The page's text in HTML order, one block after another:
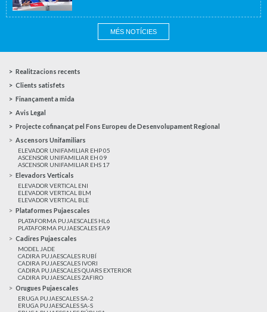
MÉS NOTÍCIES
Realitzacions recents
Clients satisfets
Finançament a mida
Avis Legal
Projecte cofinançat pel Fons Europeu de Desenvolupament Regional
Ascensors Unifamiliars
ELEVADOR UNIFAMILIAR EHP 05
ASCENSOR UNIFAMILIAR EH 09
ASCENSOR UNIFAMILIAR EHS 17
Elevadors Verticals
ELEVADOR VERTICAL ENI
ELEVADOR VERTICAL BLM
ELEVADOR VERTICAL BLE
Plataformes Pujaescales
PLATAFORMA PUJAESCALES HL6
PLATAFORMA PUJAESCALES EA9
Cadires Pujaescales
MODEL JADE
CADIRA PUJAESCALES RUBÍ
CADIRA PUJAESCALES IVORI
CADIRA PUJAESCALES QUARS EXTERIOR
CADIRA PUJAESCALES ZAFIRO
Orugues Pujaescales
ERUGA PUJAESCALES SA-2
ERUGA PUJAESCALES SA-S